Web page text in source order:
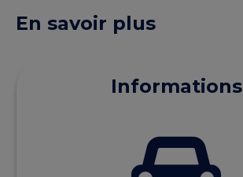
En savoir plus
Informations